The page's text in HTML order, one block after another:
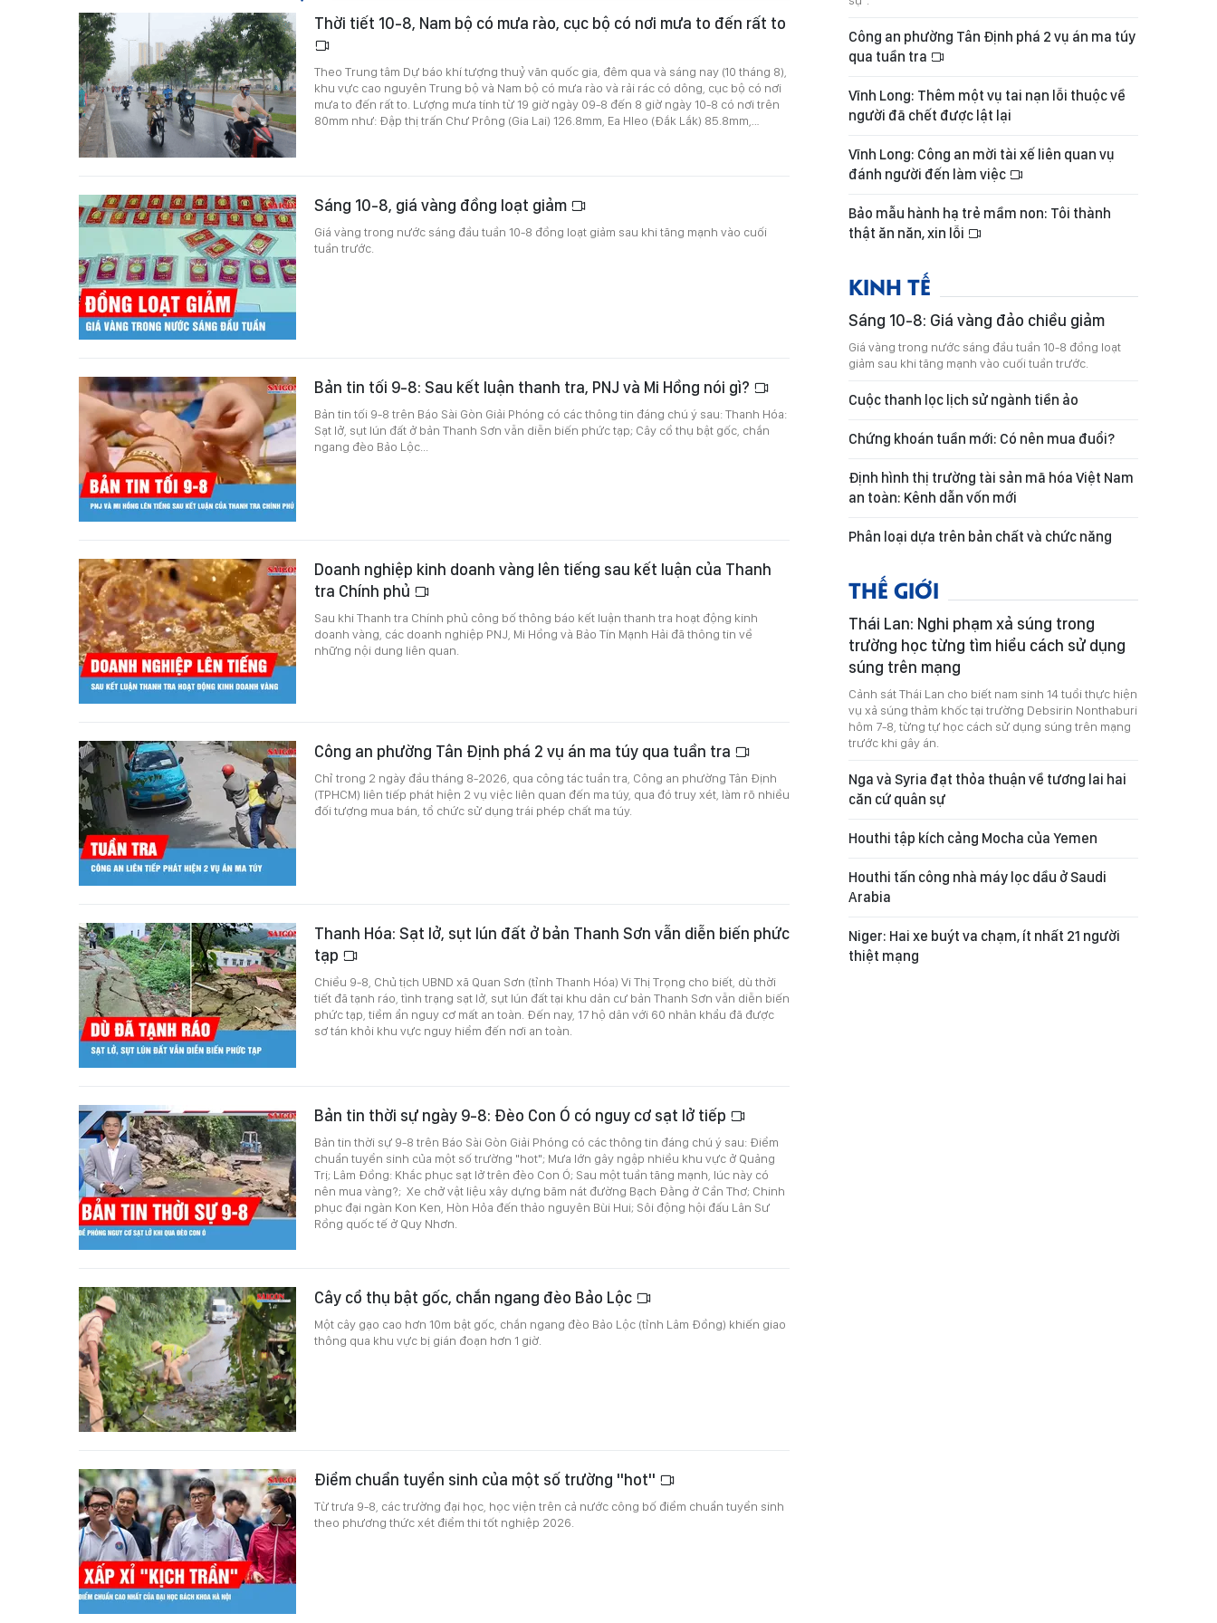
Thời tiết 10-8, Nam bộ có mưa rào, cục bộ có nơi mưa to đến rất to
Theo Trung tâm Dự báo khí tượng thuỷ văn quốc gia, đêm qua và sáng nay (10 tháng 8),
khu vực cao nguyên Trung bộ và Nam bộ có mưa rào và rải rác có dông, cục bộ có nơi
mưa to đến rất to. Lượng mưa tính từ 19 giờ ngày 09-8 đến 8 giờ ngày 10-8 có nơi trên
80mm như: Đập thị trấn Chư Prông (Gia Lai) 126.8mm, Ea Hleo (Đắk Lắk) 85.8mm,…
Sáng 10-8, giá vàng đồng loạt giảm
Giá vàng trong nước sáng đầu tuần 10-8 đồng loạt giảm sau khi tăng mạnh vào cuối
tuần trước.
Bản tin tối 9-8: Sau kết luận thanh tra, PNJ và Mi Hồng nói gì?
Bản tin tối 9-8 trên Báo Sài Gòn Giải Phóng có các thông tin đáng chú ý sau: Thanh Hóa:
Sạt lở, sụt lún đất ở bản Thanh Sơn vẫn diễn biến phức tạp; Cây cổ thụ bật gốc, chắn
ngang đèo Bảo Lộc...
Doanh nghiệp kinh doanh vàng lên tiếng sau kết luận của Thanh
tra Chính phủ
Sau khi Thanh tra Chính phủ công bố thông báo kết luận thanh tra hoạt động kinh
doanh vàng, các doanh nghiệp PNJ, Mi Hồng và Bảo Tín Mạnh Hải đã thông tin về
những nội dung liên quan.
Công an phường Tân Định phá 2 vụ án ma túy qua tuần tra
Chỉ trong 2 ngày đầu tháng 8-2026, qua công tác tuần tra, Công an phường Tân Định
(TPHCM) liên tiếp phát hiện 2 vụ việc liên quan đến ma túy, qua đó truy xét, làm rõ nhiều
đối tượng mua bán, tổ chức sử dụng trái phép chất ma túy.
Thanh Hóa: Sạt lở, sụt lún đất ở bản Thanh Sơn vẫn diễn biến phức
tạp
Chiều 9-8, Chủ tịch UBND xã Quan Sơn (tỉnh Thanh Hóa) Vi Thị Trọng cho biết, dù thời
tiết đã tạnh ráo, tình trạng sạt lở, sụt lún đất tại khu dân cư bản Thanh Sơn vẫn diễn biến
phức tạp, tiềm ẩn nguy cơ mất an toàn. Đến nay, 17 hộ dân với 60 nhân khẩu đã được
sơ tán khỏi khu vực nguy hiểm đến nơi an toàn.
Bản tin thời sự ngày 9-8: Đèo Con Ó có nguy cơ sạt lở tiếp
Bản tin thời sự 9-8 trên Báo Sài Gòn Giải Phóng có các thông tin đáng chú ý sau: Điểm
chuẩn tuyển sinh của một số trường "hot"; Mưa lớn gây ngập nhiều khu vực ở Quảng
Trị; Lâm Đồng: Khắc phục sạt lở trên đèo Con Ó; Sau một tuần tăng mạnh, lúc này có
nên mua vàng?; Xe chở vật liệu xây dựng băm nát đường Bạch Đằng ở Cần Thơ; Chinh
phục đại ngàn Kon Ken, Hòn Hỏa đến thảo nguyên Bùi Hui; Sôi động hội đấu Lân Sư
Rồng quốc tế ở Quy Nhơn.
Cây cổ thụ bật gốc, chắn ngang đèo Bảo Lộc
Một cây gạo cao hơn 10m bật gốc, chắn ngang đèo Bảo Lộc (tỉnh Lâm Đồng) khiến giao
thông qua khu vực bị gián đoạn hơn 1 giờ.
Điểm chuẩn tuyển sinh của một số trường "hot"
Từ trưa 9-8, các trường đại học, học viện trên cả nước công bố điểm chuẩn tuyển sinh
theo phương thức xét điểm thi tốt nghiệp 2026.
Công an phường Tân Định phá 2 vụ án ma túy
qua tuần tra
Vĩnh Long: Thêm một vụ tai nạn lỗi thuộc về
người đã chết được lật lại
Vĩnh Long: Công an mời tài xế liên quan vụ
đánh người đến làm việc
Bảo mẫu hành hạ trẻ mầm non: Tôi thành
thật ăn năn, xin lỗi
KINH TẾ
Sáng 10-8: Giá vàng đảo chiều giảm
Giá vàng trong nước sáng đầu tuần 10-8 đồng loạt
giảm sau khi tăng mạnh vào cuối tuần trước.
Cuộc thanh lọc lịch sử ngành tiền ảo
Chứng khoán tuần mới: Có nên mua đuổi?
Định hình thị trường tài sản mã hóa Việt Nam
an toàn: Kênh dẫn vốn mới
Phân loại dựa trên bản chất và chức năng
THẾ GIỚI
Thái Lan: Nghi phạm xả súng trong
trường học từng tìm hiểu cách sử dụng
súng trên mạng
Cảnh sát Thái Lan cho biết nam sinh 14 tuổi thực hiện
vụ xả súng thảm khốc tại trường Debsirin Nonthaburi
hôm 7-8, từng tự học cách sử dụng súng trên mạng
trước khi gây án.
Nga và Syria đạt thỏa thuận về tương lai hai
căn cứ quân sự
Houthi tập kích cảng Mocha của Yemen
Houthi tấn công nhà máy lọc dầu ở Saudi
Arabia
Niger: Hai xe buýt va chạm, ít nhất 21 người
thiệt mạng